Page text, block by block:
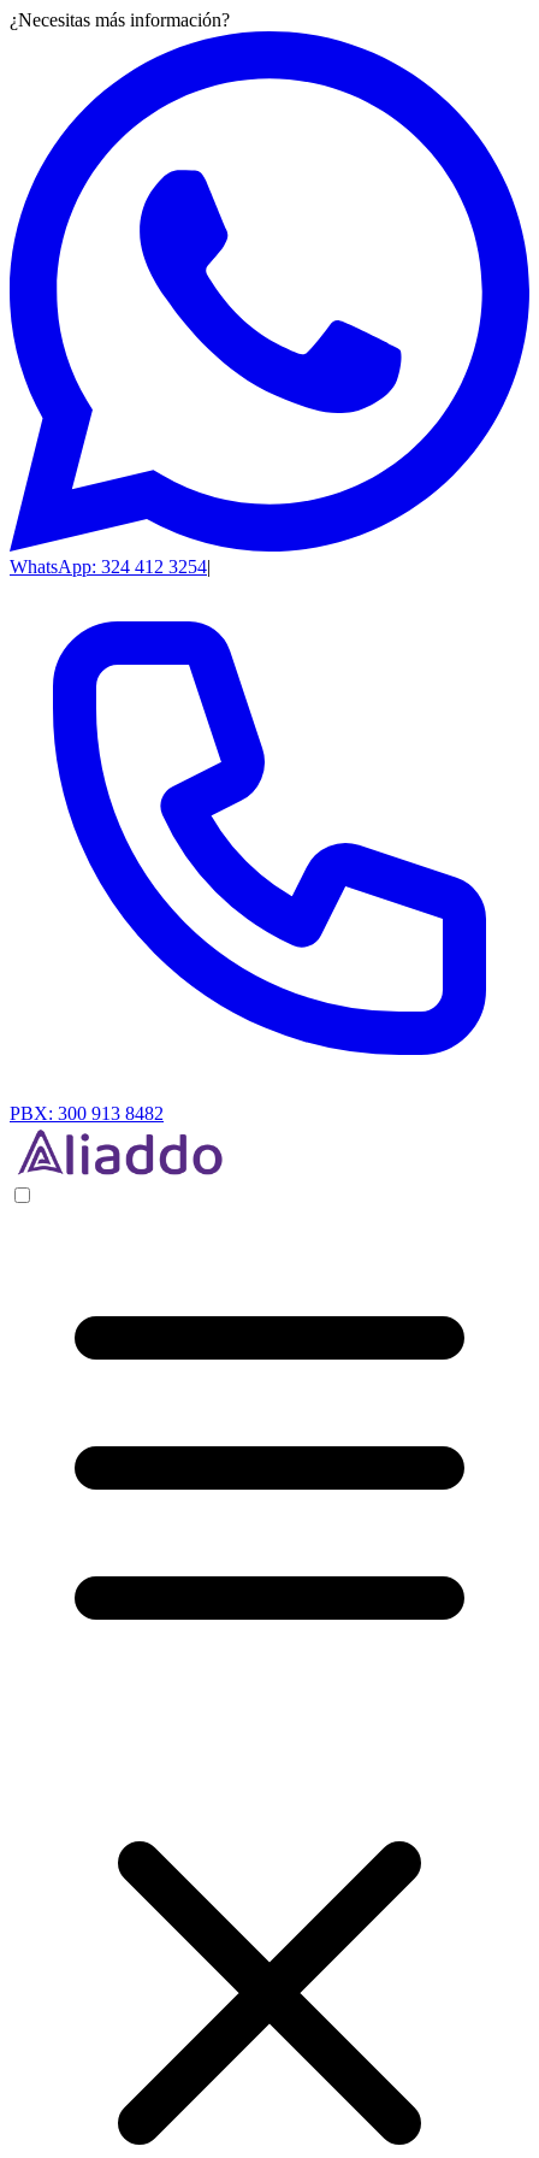
¿Necesitas más información?
WhatsApp: 324 412 3254|
PBX: 300 913 8482